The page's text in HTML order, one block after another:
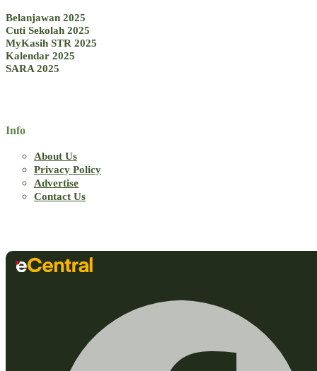
Belanjawan 2025
Cuti Sekolah 2025
MyKasih STR 2025
Kalendar 2025
SARA 2025
Info
About Us
Privacy Policy
Advertise
Contact Us